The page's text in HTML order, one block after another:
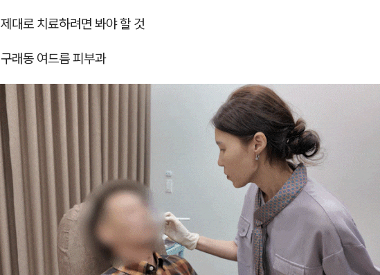
제대로 치료하려면 봐야 할 것
구래동 여드름 피부과